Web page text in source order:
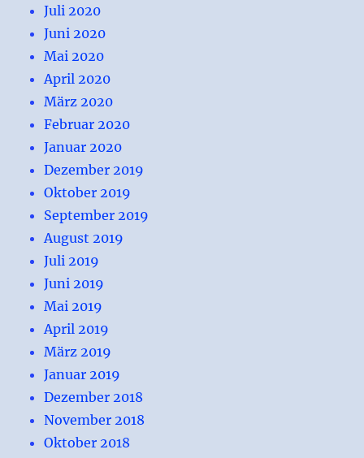
Juli 2020
Juni 2020
Mai 2020
April 2020
März 2020
Februar 2020
Januar 2020
Dezember 2019
Oktober 2019
September 2019
August 2019
Juli 2019
Juni 2019
Mai 2019
April 2019
März 2019
Januar 2019
Dezember 2018
November 2018
Oktober 2018